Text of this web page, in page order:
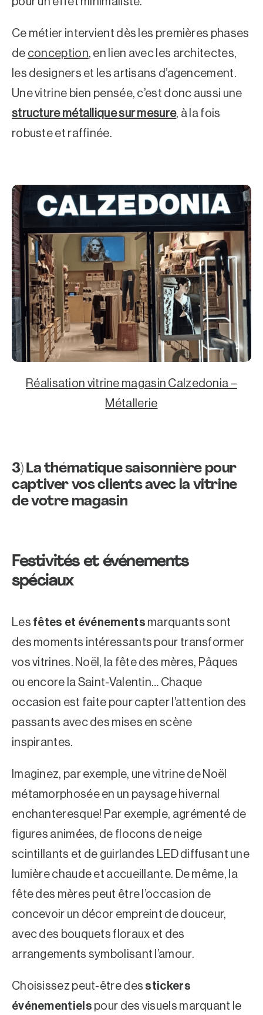
Ce métier intervient dès les premières phases
de conception, en lien avec les architectes,
les designers et les artisans d’agencement.
Une vitrine bien pensée, c’est donc aussi une
structure métallique sur mesure, à la fois
robuste et raffinée.
Réalisation vitrine magasin Calzedonia –
Métallerie
3) La thématique saisonnière pour
captiver vos clients avec la vitrine
de votre magasin
Festivités et événements
spéciaux
Les fêtes et événements marquants sont
des moments intéressants pour transformer
vos vitrines. Noël, la fête des mères, Pâques
ou encore la Saint-Valentin… Chaque
occasion est faite pour capter l’attention des
passants avec des mises en scène
inspirantes.
Imaginez, par exemple, une vitrine de Noël
métamorphosée en un paysage hivernal
enchanteresque! Par exemple, agrémenté de
figures animées, de flocons de neige
scintillants et de guirlandes LED diffusant une
lumière chaude et accueillante. De même, la
fête des mères peut être l’occasion de
concevoir un décor empreint de douceur,
avec des bouquets floraux et des
arrangements symbolisant l’amour.
Choisissez peut-être desstickers
événementiels pour des visuels marquant le